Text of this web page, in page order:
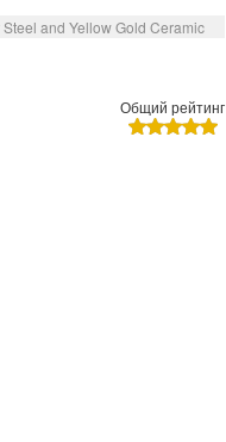
and Yellow Gold Ceramic
Общий рейтинг